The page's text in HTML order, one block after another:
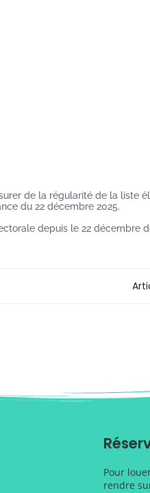
de la régularité de la liste
du 22 décembre 2025.
depuis le 22 décembre
Pour
rendre